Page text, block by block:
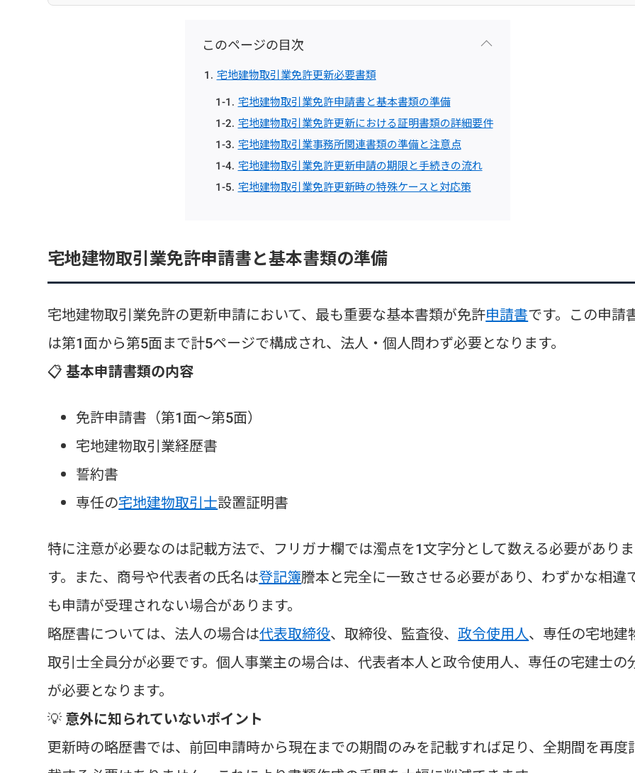
このページの目次
宅地建物取引業免許更新必要書類
宅地建物取引業免許申請書と基本書類の準備
宅地建物取引業免許更新における証明書類の詳細要件
宅地建物取引業事務所関連書類の準備と注意点
宅地建物取引業免許更新申請の期限と手続きの流れ
宅地建物取引業免許更新時の特殊ケースと対応策
宅地建物取引業免許申請書と基本書類の準備
宅地建物取引業免許の更新申請において、最も重要な基本書類が免許申請書です。この申請
は第1面から第5面まで計5ページで構成され、法人・個人問わず必要となります。
📋基本申請書類の内容
免許申請書（第1面～第5面）
宅地建物取引業経歴書
誓約書
専任の宅地建物取引士設置証明書
特に注意が必要なのは記載方法で、フリガナ欄では濁点を1文字分として数える必要がありま
す。また、商号や代表者の氏名は登記簿謄本と完全に一致させる必要があり、わずかな相違
も申請が受理されない場合があります。
略歴書については、法人の場合は代表取締役、取締役、監査役、政令使用人、専任の宅地建
取引士全員分が必要です。個人事業主の場合は、代表者本人と政令使用人、専任の宅建士の
が必要となります。
💡 意外に知られていないポイント
更新時の略歴書では、前回申請時から現在までの期間のみを記載すれば足り、全期間を再度